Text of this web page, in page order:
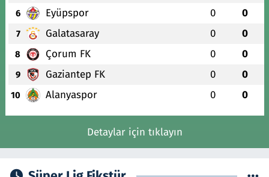
6 Eyüpspor 0 0
7 Galatasaray 0 0
8 Çorum FK 0 0
9 Gaziantep FK 0 0
10 Alanyaspor 0 0
Detaylar için tıklayın